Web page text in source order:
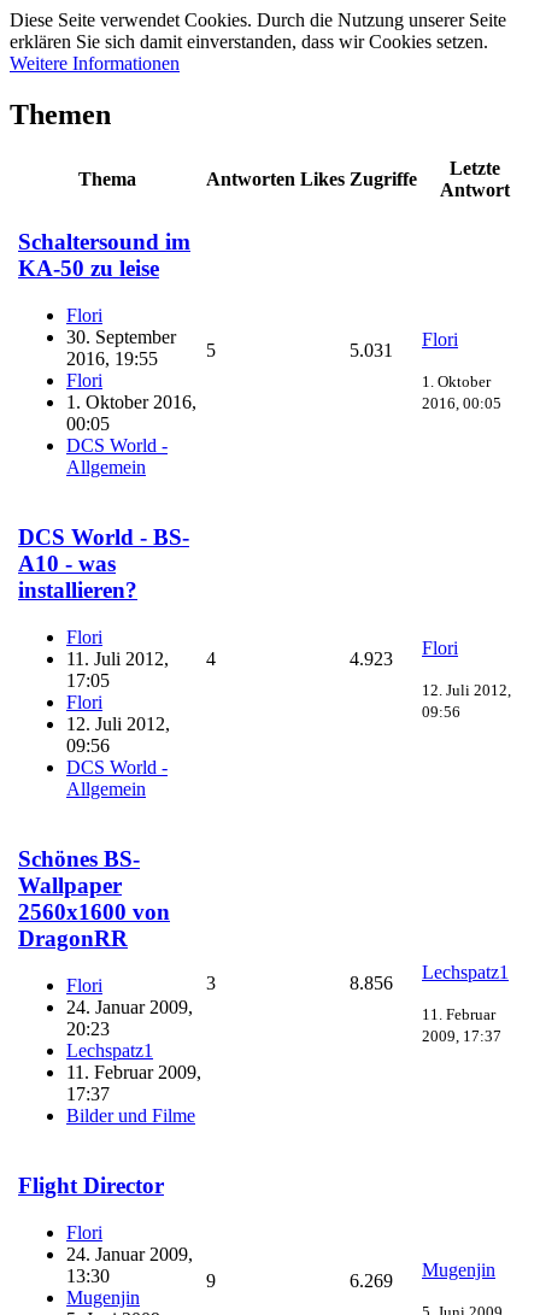
Diese Seite verwendet Cookies. Durch die Nutzung unserer Seite
erklären Sie sich damit einverstanden, dass wir Cookies setzen.
Weitere Informationen
Themen
Thema Antworten Likes Zugriffe
Letzte
Antwort
Schaltersound im
KA-50 zu leise
Flori
30. September
2016, 19:55
Flori
1. Oktober 2016,
00:05
DCS World -
Allgemein
5 5.031
Flori
1. Oktober
2016, 00:05
DCS World - BS-
A10 - was
installieren?
Flori
11. Juli 2012,
17:05
Flori
12. Juli 2012,
09:56
DCS World -
Allgemein
4 4.923
Flori
12. Juli 2012,
09:56
Schönes BS-
Wallpaper
2560x1600 von
DragonRR
Flori
24. Januar 2009,
20:23
Lechspatz1
11. Februar 2009,
17:37
Bilder und Filme
3 8.856
Lechspatz1
11. Februar
2009, 17:37
Flight Director
Flori
24. Januar 2009,
13:30
Mugenjin
9 6.269
Mugenjin